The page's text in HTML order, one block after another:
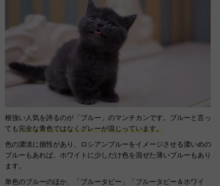
根強い人気を誇るのが「ブルー」のマンチカンです。ブルーと言っ
ても完全な青色ではなくグレーが混じっています。
色の濃淡に個性があり、ロシアンブルーをイメージさせる濃いめの
ブルーもあれば、ホワイトに少しだけ色を混ぜた薄いブルーもあり
ます。
単色のブルーのほか、「ブルータビー」「ブルータビー＆ホワイ